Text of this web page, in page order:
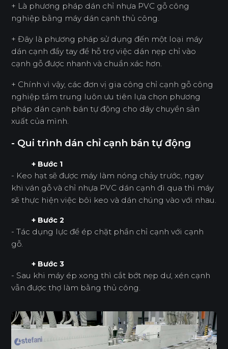
+ Là phương pháp dán chỉ nhựa PVC gỗ công
nghiệp bằng máy dán cạnh thủ công.
+ Đây là phương pháp sử dụng đến một loại máy
dán cạnh đẩy tay để hỗ trợ việc dán nẹp chỉ vào
cạnh gỗ được nhanh và chuẩn xác hơn.
+ Chính vì vậy, các đơn vị gia công chỉ cạnh gỗ công
nghiệp tầm trung luôn ưu tiên lựa chọn phương
pháp dán cạnh bán tự động cho dây chuyền sản
xuất của mình.
- Qui trình dán chỉ cạnh bán tự động
+ Bước 1
- Keo hạt sẽ được máy làm nóng chảy trước, ngay
khi ván gỗ và chỉ nhựa PVC dán cạnh đi qua thì máy
sẽ thực hiện việc bôi keo và dán chúng vào với nhau.
+ Bước 2
- Tác dụng lực để ép chặt phần chỉ cạnh với cạnh
gỗ.
+ Bước 3
- Sau khi máy ép xong thì cắt bớt nẹp dư, xén cạnh
vẫn được thợ làm bằng thủ công.